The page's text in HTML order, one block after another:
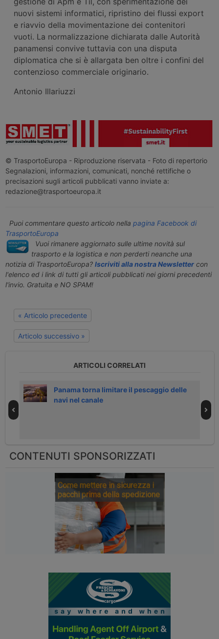
nuovi sistemi informatici, ripristino dei flussi export
e riavvio della movimentazione dei contenitori
vuoti. La normalizzazione dichiarata dalle Autorità
panamensi convive tuttavia con una disputa
diplomatica che si è allargata ben oltre i confini del
contenzioso commerciale originario.
Antonio Illariuzzi
© TrasportoEuropa - Riproduzione riservata - Foto di repertorio
Segnalazioni, informazioni, comunicati, nonché rettifiche o
precisazioni sugli articoli pubblicati vanno inviate a:
redazione@trasportoeuropa.it
Puoi commentare questo articolo nella pagina Facebook di
TrasportoEuropa
Vuoi rimanere aggiornato sulle ultime novità sul
trasporto e la logistica e non perderti neanche una
notizia di TrasportoEuropa? Iscriviti alla nostra Newslettercon
l'elenco ed i link di tutti gli articoli pubblicati nei giorni precedenti
l'invio. Gratuita e NO SPAM!
« Articolo precedente
Articolo successivo »
ARTICOLI CORRELATI
Panama torna limitare il pescaggio delle
navi nel canale
CONTENUTI SPONSORIZZATI
Come mettere in sicurezza i
pacchi prima della spedizione